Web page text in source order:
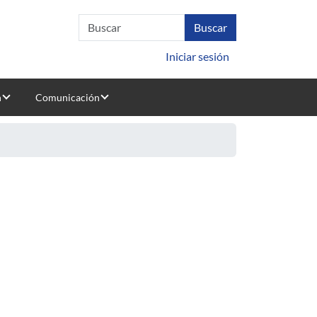
Iniciar sesión
Comunicación
continuos improvement of business process & related tools
public transportation systems
GRASP para la versión Arista- Disjunta
dynamic programming approach for designing the access
semántico de servicios web
system for computer aided diagnosis
temporal
DC-DC